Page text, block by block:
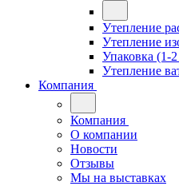
Утепление
Утепление
Упаковка (1-
Утепление
Компания
Компания
О компании
Новости
Отзывы
Мы на выставках